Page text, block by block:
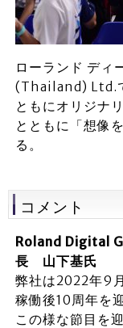
ローランド デ
(Thailand) Ltd.
ともにオリジナ
とともに「想像
る。
コメント
Roland Digital
長 山下基氏
弊社は2022年9
稼働後10周年を
この様な節目を